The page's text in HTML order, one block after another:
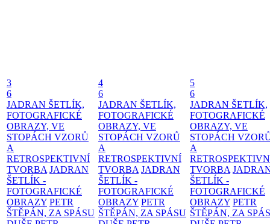
3
6
JADRAN ŠETLÍK,
FOTOGRAFICKÉ
OBRAZY, VE
STOPÁCH VZORŮ
A
RETROSPEKTIVNÍ
TVORBA JADRAN
ŠETLÍK -
FOTOGRAFICKÉ
OBRAZY PETR
ŠTĚPÁN, ZA SPÁSU
4
6
JADRAN ŠETLÍK,
FOTOGRAFICKÉ
OBRAZY, VE
STOPÁCH VZORŮ
A
RETROSPEKTIVNÍ
TVORBA JADRAN
ŠETLÍK -
FOTOGRAFICKÉ
OBRAZY PETR
ŠTĚPÁN, ZA SPÁSU
5
6
JADRAN ŠETLÍK,
FOTOGRAFICKÉ
OBRAZY, VE
STOPÁCH
A
TVORBA
ŠETLÍK -
FOTOGRAFICKÉ
OBRAZY PETR
ŠTĚPÁN, ZA